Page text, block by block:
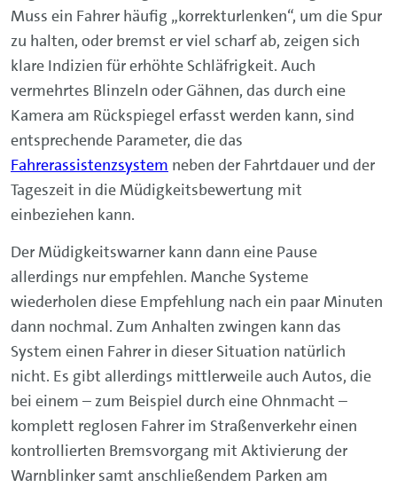
Muss ein Fahrer häufig „korrekturlenken“, um die Spur
zu halten, oder bremst er viel scharf ab, zeigen sich
klare Indizien für erhöhte Schläfrigkeit. Auch
vermehrtes Blinzeln oder Gähnen, das durch eine
Kamera am Rückspiegel erfasst werden kann, sind
entsprechende Parameter, die das
Fahrerassistenzsystem neben der Fahrtdauer und der
Tageszeit in die Müdigkeitsbewertung mit
einbeziehen kann.
Der Müdigkeitswarner kann dann eine Pause
allerdings nur empfehlen. Manche Systeme
wiederholen diese Empfehlung nach ein paar Minuten
dann nochmal. Zum Anhalten zwingen kann das
System einen Fahrer in dieser Situation natürlich
nicht. Es gibt allerdings mittlerweile auch Autos, die
bei einem – zum Beispiel durch eine Ohnmacht –
komplett reglosen Fahrer im Straßenverkehr einen
kontrollierten Bremsvorgang mit Aktivierung der
Warnblinker samt anschließendem Parken am